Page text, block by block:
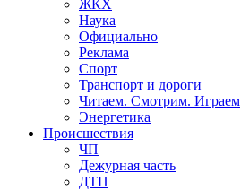
ЖКХ
Наука
Официально
Реклама
Спорт
Транспорт и дороги
Читаем. Смотрим. Играем
Энергетика
Происшествия
ЧП
Дежурная часть
ДТП